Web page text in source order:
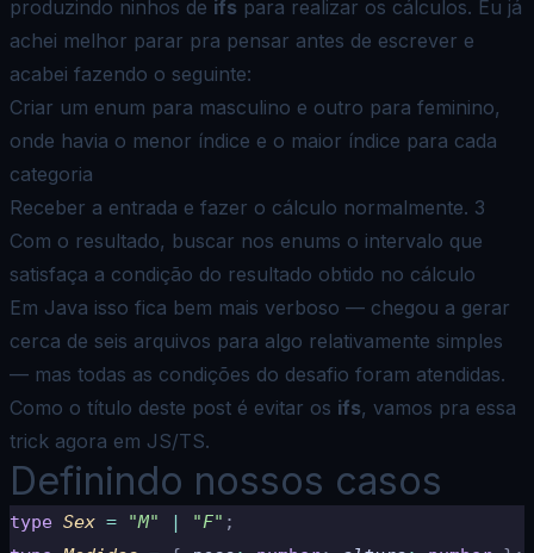
produzindo ninhos de ifs para realizar os cálculos. Eu já
achei melhor parar pra pensar antes de escrever e
acabei fazendo o seguinte:
Criar um enum para masculino e outro para feminino,
onde havia o menor índice e o maior índice para cada
categoria
Receber a entrada e fazer o cálculo normalmente. 3
Com o resultado, buscar nos enums o intervalo que
satisfaça a condição do resultado obtido no cálculo
Em Java isso fica bem mais verboso — chegou a gerar
cerca de seis arquivos para algo relativamente simples
— mas todas as condições do desafio foram atendidas.
Como o título deste post é evitar os ifs, vamos pra essa
trick agora em JS/TS.
Definindo nossos casos
type Sex = "M" | "F" ;